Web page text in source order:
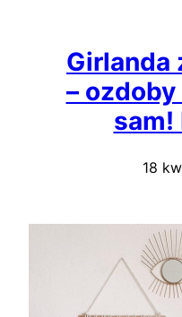
Girlanda
– ozdoby
sam!
18